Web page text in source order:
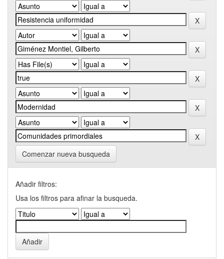
Comenzar nueva busqueda
Añadir filtros:
Usa los filtros para afinar la busqueda.